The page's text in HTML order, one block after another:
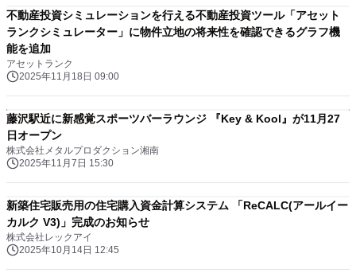
不動産投資シミュレーションを行える不動産投資ツール「アセット
ランクシミュレーター」に物件立地の将来性を確認できるグラフ機
能を追加
アセットランク
2025年11月18日 09:00
藤沢駅近に新感覚スポーツバーラウンジ 『Key & Kool』が11月27
日オープン
株式会社メタルプロダクション湘南
2025年11月7日 15:30
新築住宅販売用の住宅購入資金計算システム 「ReCALC(アールイー
カルク V3)」完成のお知らせ
株式会社レックアイ
2025年10月14日 12:45